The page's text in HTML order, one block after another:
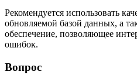
Рекомендуется использовать
обновляемой базой данных, а
обеспечение, позволяющее
ошибок.
Вопрос